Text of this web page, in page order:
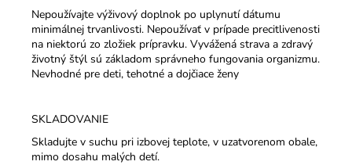
Nepoužívajte výživový doplnok po uplynutí dátumu
minimálnej trvanlivosti. Nepoužívať v prípade precitlivenosti
na niektorú zo zložiek prípravku. Vyvážená strava a zdravý
životný štýl sú základom správneho fungovania organizmu.
Nevhodné pre deti, tehotné a dojčiace ženy
SKLADOVANIE
Skladujte v suchu pri izbovej teplote, v uzatvorenom obale,
mimo dosahu malých detí.